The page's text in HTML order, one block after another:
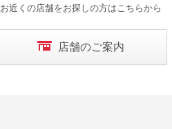
お近くの店舗をお探しの方はこちらから
店舗のご案内